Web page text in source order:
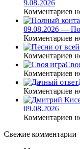
9.08.2026
Комментариев
09.08.2026 —
Комментариев
Комментариев
Комментариев
Комментариев
09.08.2026
Комментариев
Свежие комментарии